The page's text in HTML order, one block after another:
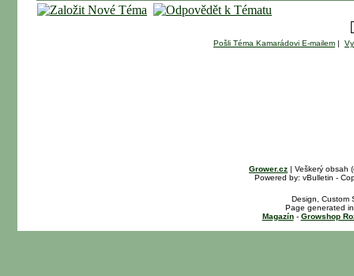
Pošli Téma Kamarádovi E-mailem |
Grower.cz | Veškerý obsah
Powered by: vBulletin -
Design, Custom
Page generated
Magazín- Growshop